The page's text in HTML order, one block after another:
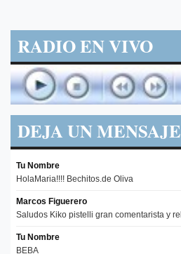
RADIO EN VIVO
DEJA UN MENSAJE